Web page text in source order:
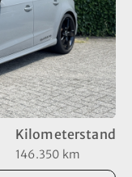
Kilometerstand
146.350 km